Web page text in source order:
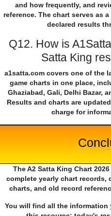
and how frequently, and
reference. The chart serves as
declared results
Q12. How is
Satta King
a1satta.com covers one of the
game charts in one place,
Ghaziabad, Gali, Delhi Bazar,
Results and charts are
charge for
The A2 Satta King Chart
complete yearly chart records,
charts, and old record
You will find all the information